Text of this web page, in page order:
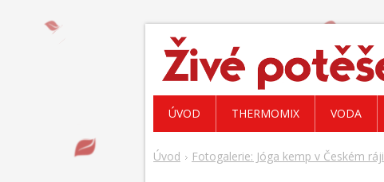
Úvod Fotogalerie: Jóga kemp v Českém ráji
ÚVOD THERMOMIX VODA